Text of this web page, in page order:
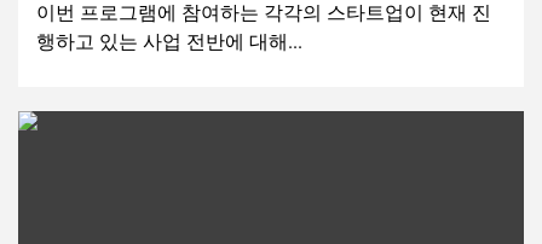
이번 프로그램에 참여하는 각각의 스타트업이 현재 진
행하고 있는 사업 전반에 대해...